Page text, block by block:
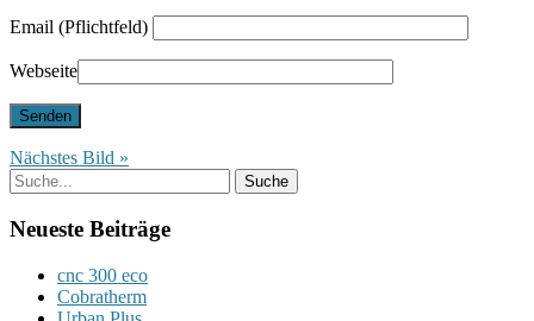
Email (Pflichtfeld)
Webseite
Nächstes Bild »
Neueste Beiträge
cnc 300 eco
Cobratherm